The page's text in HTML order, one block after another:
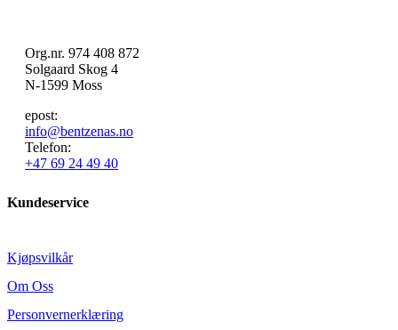
Org.nr. 974 408 872
Solgaard Skog 4
N-1599 Moss
epost:
info@bentzenas.no
Telefon:
+47 69 24 49 40
Kundeservice
Kjøpsvilkår
Om Oss
Personvernerklæring